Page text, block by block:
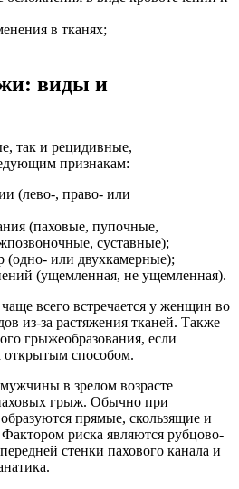
в тканях;
виды и
так и рецидивные,
признакам:
(лево-, право- или
(паховые, пупочные,
суставные);
(одно- или двухкамерные);
(ущемленная, не ущемленная).
всего встречается у женщин во
из-за растяжения тканей. Также
грыжеобразования, если
открытым способом.
в зрелом возрасте
грыж. Обычно при
прямые, скользящие и
риска являются рубцово-
стенки пахового канала и